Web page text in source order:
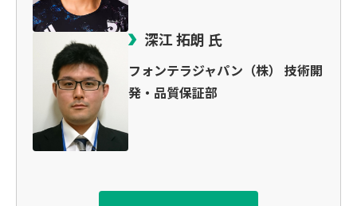
深江 拓朗 氏
フォンテラジャパン（株） 技術開
発・品質保証部